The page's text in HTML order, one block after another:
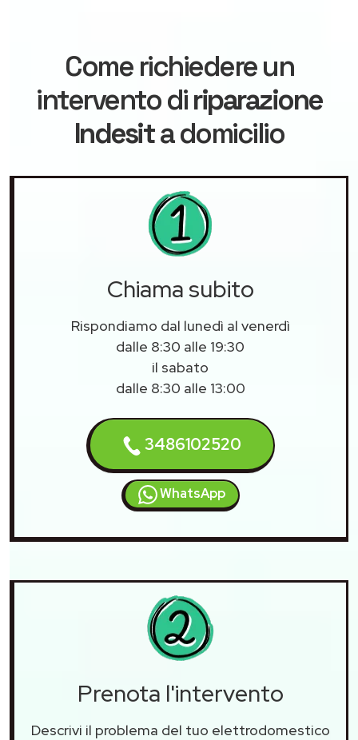
Come richiedere un
intervento diriparazione
Indesita domicilio
Chiama subito
Rispondiamo dal lunedì al venerdì
dalle 8:30 alle 19:30
il sabato
dalle 8:30 alle 13:00
3486102520
WhatsApp
Prenota l'intervento
Descrivi il problema del tuo elettrodomestico